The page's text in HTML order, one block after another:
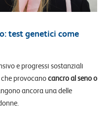
test genetici come
e progressi sostanziali
provocanocancro al seno o
ancora una delle